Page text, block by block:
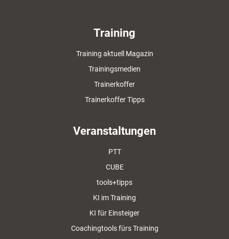
Training
Training aktuell Magazin
Trainingsmedien
Trainerkoffer
Trainerkoffer Tipps
Veranstaltungen
PTT
CUBE
tools+tipps
KI im Training
KI für Einsteiger
Coachingtools fürs Training